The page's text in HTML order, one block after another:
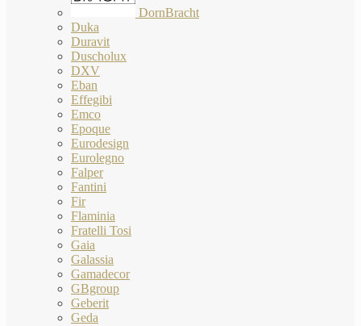
DornBracht
Duka
Duravit
Duscholux
DXV
Eban
Effegibi
Emco
Epoque
Eurodesign
Eurolegno
Falper
Fantini
Fir
Flaminia
Fratelli Tosi
Gaia
Galassia
Gamadecor
GBgroup
Geberit
Geda